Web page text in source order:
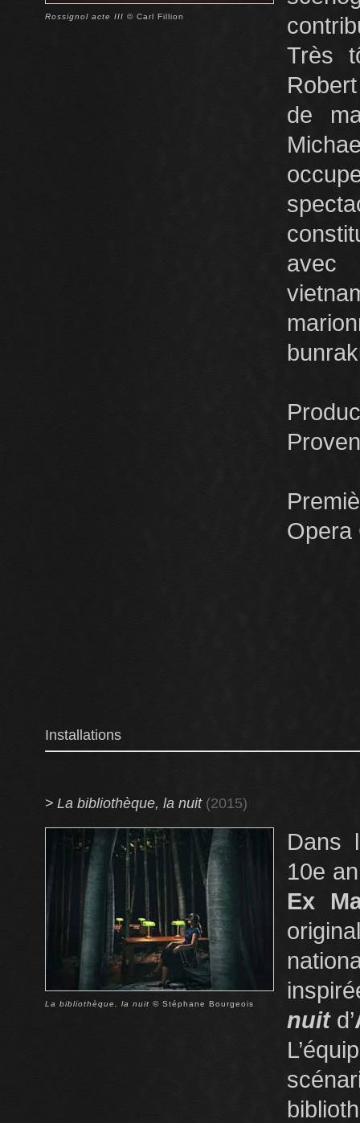
Rossignol acte III © Carl Fillion
Très
de
avec
Opera
Installations
> La bibliothèque, la nuit (2015)
La bibliothèque, la nuit © Stéphane Bourgeois
Dans
10e
Ex
nuitd’